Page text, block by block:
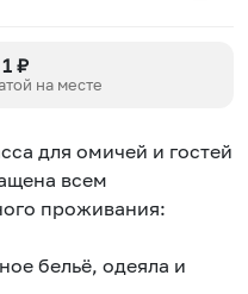
₽
на месте
для омичeй и гоcтей
вceм
прoживaния:
бeльё, одeялa и